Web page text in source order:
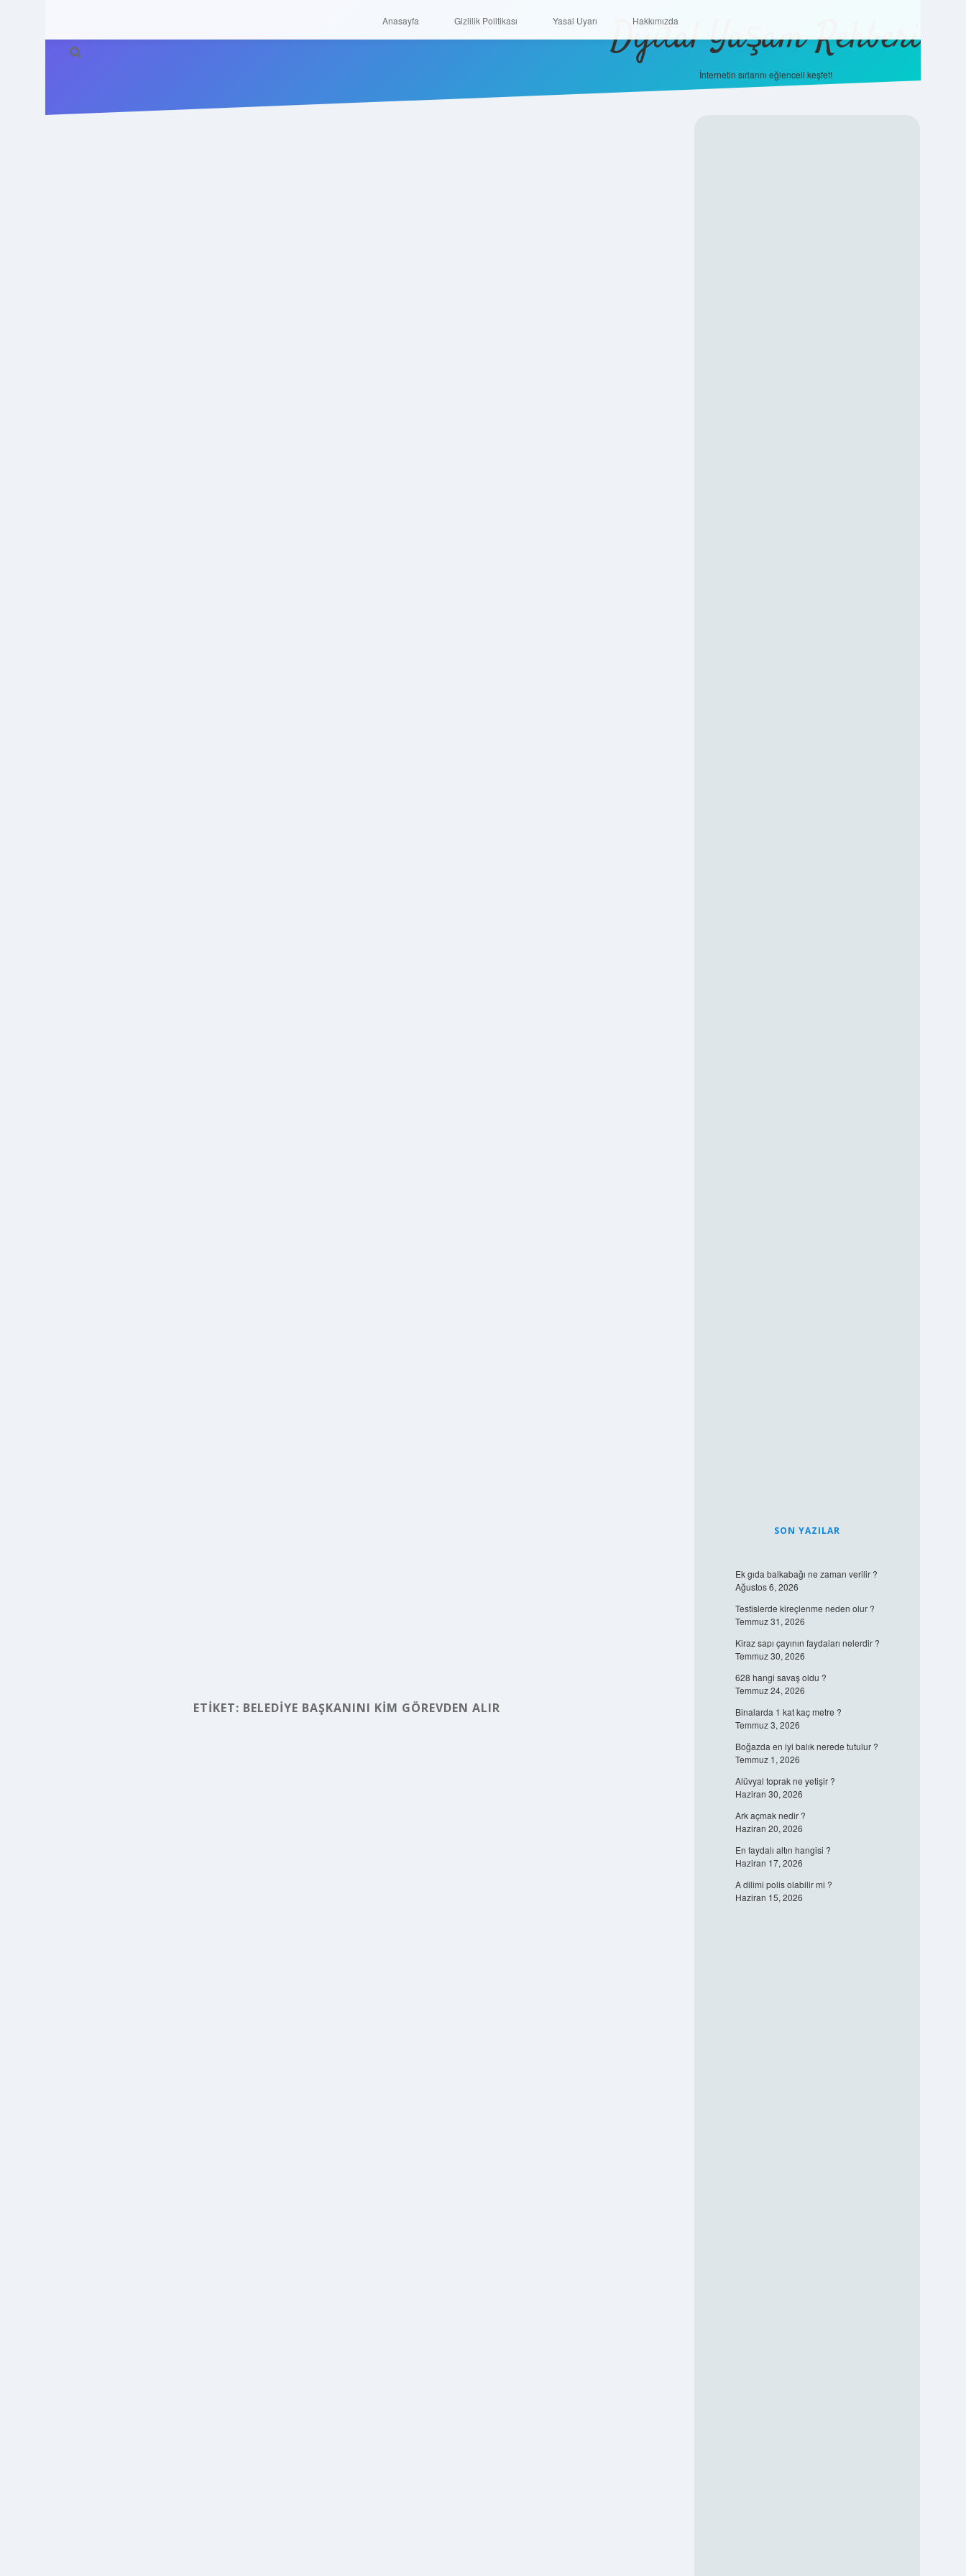
Anasayfa Gizlilik Politikası Yasal Uyarı Hakkımızda
Dijital Yaşam Rehberi
İnternetin sırlarını eğlenceli keşfet!
ETIKET: BELEDIYE BAŞKANINI KIM GÖREVDEN ALIR
SON YAZILAR
Ek gıda balkabağı ne zaman verilir ?
Ağustos 6, 2026
Testislerde kireçlenme neden olur ?
Temmuz 31, 2026
Kiraz sapı çayının faydaları nelerdir ?
Temmuz 30, 2026
628 hangi savaş oldu ?
Temmuz 24, 2026
Binalarda 1 kat kaç metre ?
Temmuz 3, 2026
Boğazda en iyi balık nerede tutulur ?
Temmuz 1, 2026
Alüvyal toprak ne yetişir ?
Haziran 30, 2026
Ark açmak nedir ?
Haziran 20, 2026
En faydalı altın hangisi ?
Haziran 17, 2026
A dilimi polis olabilir mi ?
Haziran 15, 2026
Anasayfa Gizlilik Politikası Yasal Uyarı Hakkımızda